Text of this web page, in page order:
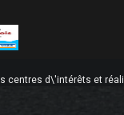
centres d\'intérêts et